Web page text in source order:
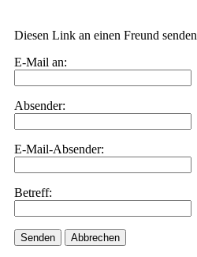
Diesen Link an einen Freund senden
E-Mail an:
Absender:
E-Mail-Absender:
Betreff:
Senden Abbrechen